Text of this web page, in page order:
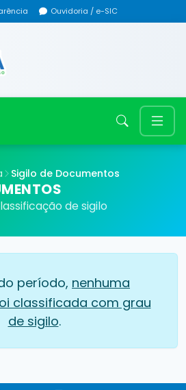
Ouvidoria / e-SIC
Sigilo de Documentos
de sigilo
período, nenhuma
classificada com grau
de sigilo.